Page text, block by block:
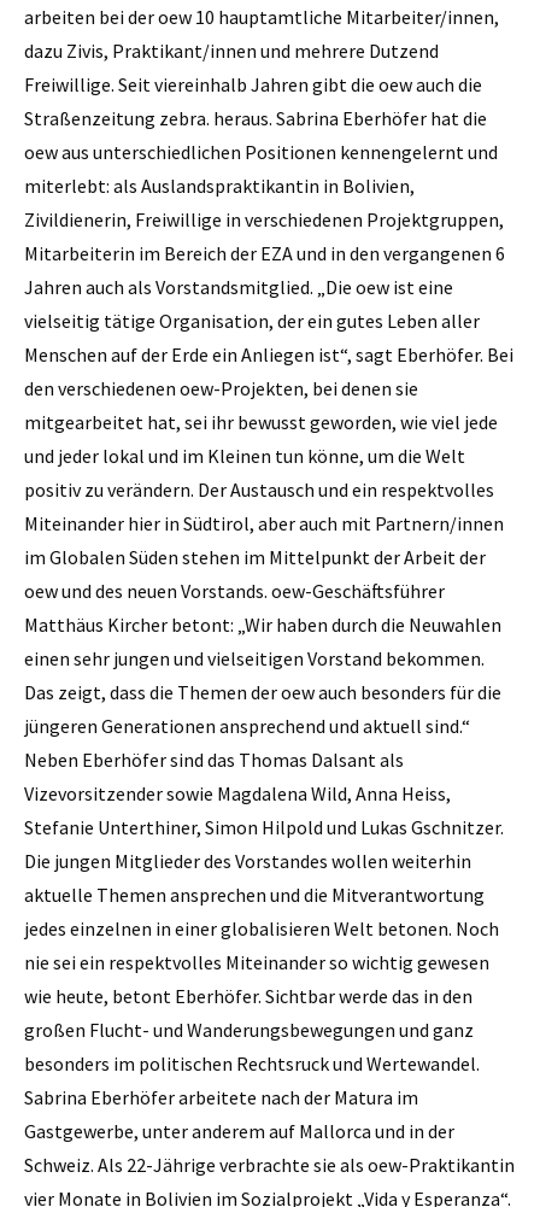
arbeiten bei der oew 10 hauptamtliche Mitarbeiter/innen,
dazu Zivis, Praktikant/innen und mehrere Dutzend
Freiwillige. Seit viereinhalb Jahren gibt die oew auch die
Straßenzeitung zebra. heraus. Sabrina Eberhöfer hat die
oew aus unterschiedlichen Positionen kennengelernt und
miterlebt: als Auslandspraktikantin in Bolivien,
Zivildienerin, Freiwillige in verschiedenen Projektgruppen,
Mitarbeiterin im Bereich der EZA und in den vergangenen 6
Jahren auch als Vorstandsmitglied. „Die oew ist eine
vielseitig tätige Organisation, der ein gutes Leben aller
Menschen auf der Erde ein Anliegen ist“, sagt Eberhöfer. Bei
den verschiedenen oew-Projekten, bei denen sie
mitgearbeitet hat, sei ihr bewusst geworden, wie viel jede
und jeder lokal und im Kleinen tun könne, um die Welt
positiv zu verändern. Der Austausch und ein respektvolles
Miteinander hier in Südtirol, aber auch mit Partnern/innen
im Globalen Süden stehen im Mittelpunkt der Arbeit der
oew und des neuen Vorstands. oew-Geschäftsführer
Matthäus Kircher betont: „Wir haben durch die Neuwahlen
einen sehr jungen und vielseitigen Vorstand bekommen.
Das zeigt, dass die Themen der oew auch besonders für die
jüngeren Generationen ansprechend und aktuell sind.“
Neben Eberhöfer sind das Thomas Dalsant als
Vizevorsitzender sowie Magdalena Wild, Anna Heiss,
Stefanie Unterthiner, Simon Hilpold und Lukas Gschnitzer.
Die jungen Mitglieder des Vorstandes wollen weiterhin
aktuelle Themen ansprechen und die Mitverantwortung
jedes einzelnen in einer globalisieren Welt betonen. Noch
nie sei ein respektvolles Miteinander so wichtig gewesen
wie heute, betont Eberhöfer. Sichtbar werde das in den
großen Flucht- und Wanderungsbewegungen und ganz
besonders im politischen Rechtsruck und Wertewandel.
Sabrina Eberhöfer arbeitete nach der Matura im
Gastgewerbe, unter anderem auf Mallorca und in der
Schweiz. Als 22-Jährige verbrachte sie als oew-Praktikantin
vier Monate in Bolivien im Sozialprojekt „Vida y Esperanza“.